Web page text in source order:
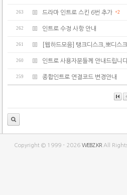
263 드라마 인트로 스킨 6번 추가 +2
262 인트로 수정 사항 안내
261 [웹하드모음] 탱크디스크,뽀디스
260 인트로 사용자분들께 안내드립니
259 종합인트로 연결코드 변경안내
Copyright © 1999 - 2026WEBZ.KR All